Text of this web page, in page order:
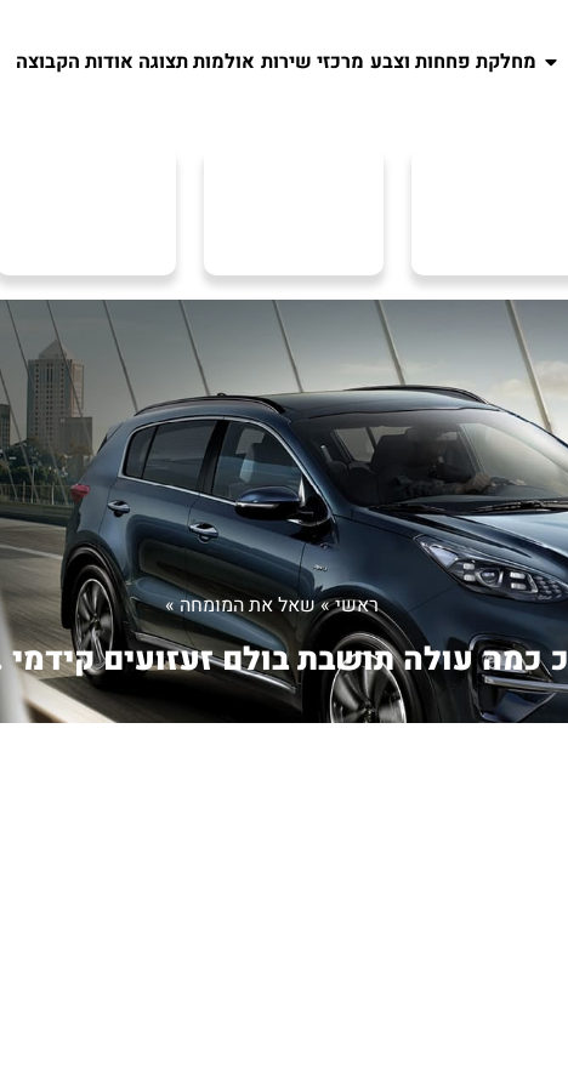
מחלקת פחחות וצבע מרכזי שירות אולמות תצוגה אודות הקבוצה
ראשי»שאל את המומחה»
כ כמה עולה תושבת בולם זעזועים קידמי